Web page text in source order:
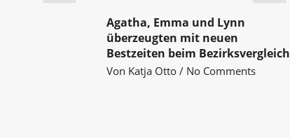
Agatha, Emma und Lynn
überzeugten mit neuen
Bestzeiten beim Bezirksvergleich
Von Katja Otto / No Comments